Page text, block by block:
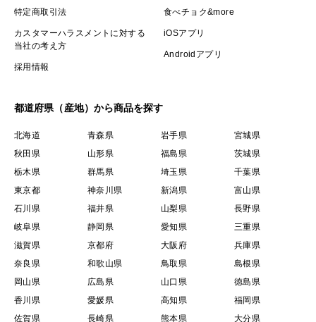
特定商取引法
カスタマーハラスメントに対する
当社の考え方
採用情報
食べチョク&more
iOSアプリ
Androidアプリ
都道府県（産地）から商品を探す
北海道 青森県 岩手県
宮城県
秋田県
山形県 福島県
茨城県
栃木県
群馬県 埼玉県
千葉県
東京都
神奈川県 新潟県
富山県
石川県
福井県 山梨県
長野県
岐阜県
静岡県 愛知県
三重県
滋賀県
京都府 大阪府
兵庫県
奈良県
和歌山県 鳥取県
島根県
岡山県
広島県 山口県
徳島県
香川県
愛媛県 高知県
福岡県
佐賀県
長崎県 熊本県 大分県